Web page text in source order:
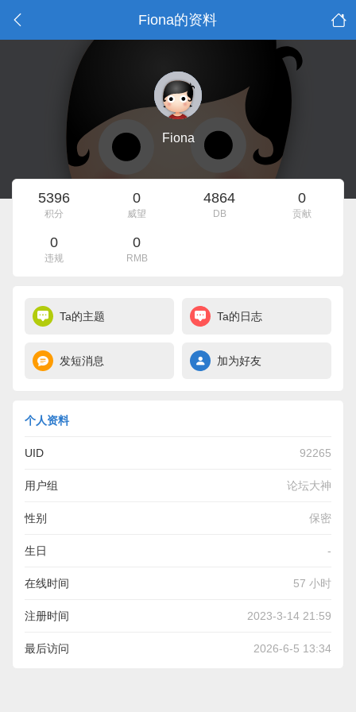
Fiona的资料
Fiona
5396
积分
0
威望
4864
DB
0
贡献
0
违规
0
RMB
Ta的主题 Ta的日志
发短消息 加为好友
个人资料
UID 92265
用户组 论坛大神
性别 保密
生日 -
在线时间 57 小时
注册时间 2023-3-14 21:59
最后访问 2026-6-5 13:34